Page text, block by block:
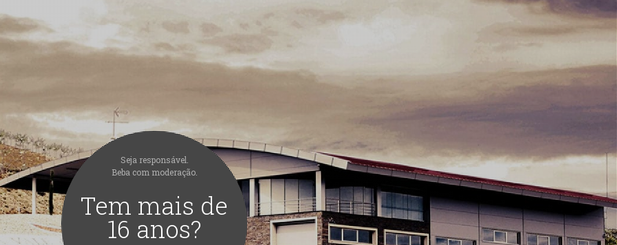
Seja responsável.
Beba com moderação.
Tem mais de
16 anos?
O rum Infiel 3 anos foi produzido por um cuidadoso processo de elaboração, destilação e
filtração.
De cor âmbar quente com tons acastanhados, apresenta-se com um aroma suave a
baunilha doce, melaço e suaves notas de madeira.
A boca é suave com delicados sabores a baunilha e cana-de-açúcar.
Recomendado para beber puro, com gelo ou em cocktails.
70 cl.